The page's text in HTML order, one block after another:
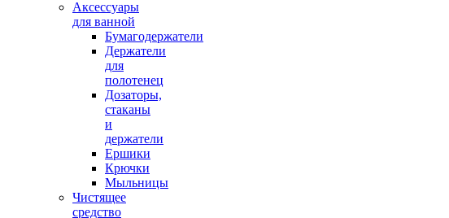
Аксессуары
для ванной
Бумагодержатели
Держатели
для
полотенец
Дозаторы,
стаканы
и
держатели
Ершики
Крючки
Мыльницы
Чистящее
средство